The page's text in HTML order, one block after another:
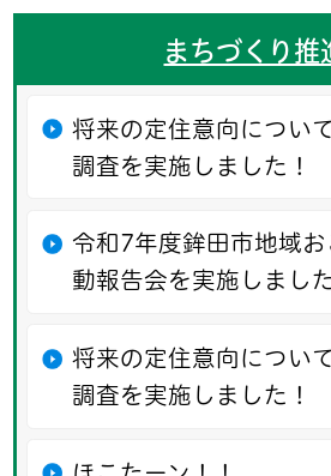
まちづくり推
将来の定住意向につい
調査を実施しました！
令和7年度鉾田市地域
動報告会を実施しまし
将来の定住意向につい
調査を実施しました！